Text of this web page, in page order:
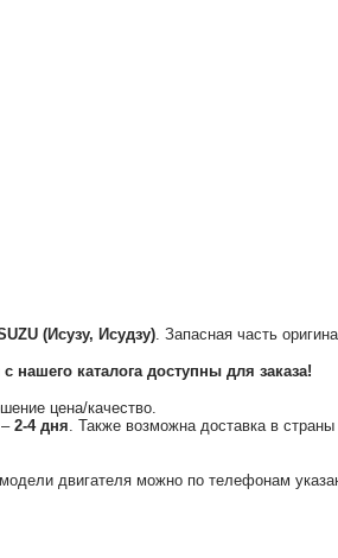
(Исузу, Исудзу). Запасная часть
с нашего каталога доступны для заказа!
цена/качество.
2-4 дня. Также возможна доставка в
двигателя можно по телефонам